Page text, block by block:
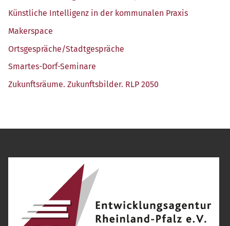
Künst­li­che Intel­li­genz in der kom­mu­na­len Praxis
Maker­space
Ortsgespräche/​Stadtgespräche
Smar­tes-Dorf-Semi­na­re
Zukunfts­räu­me. Zukunfts­bil­der. RLP 2050